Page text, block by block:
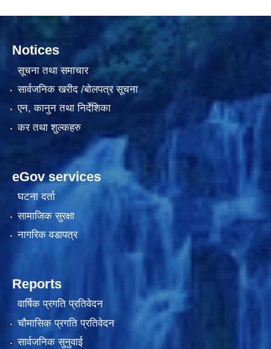
Notices
सूचना तथा समाचार
सार्वजनिक खरीद /बोलपत्र सूचना
एन, कानुन तथा निर्देशिका
कर तथा शुल्कहरु
eGov services
घटना दर्ता
सामाजिक सुरक्षा
नागरिक वडापत्र
Reports
वार्षिक प्रगति प्रतिवेदन
चौमासिक प्रगति प्रतिवेदन
सार्वजनिक सुनुवाई